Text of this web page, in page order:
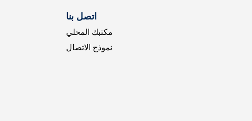
اتصل بنا
مكتبك المحلي
نموذج الاتصال